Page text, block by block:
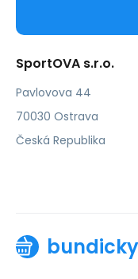
SportOVA s.r.o.
Pavlovova 44
70030 Ostrava
Česká Republika